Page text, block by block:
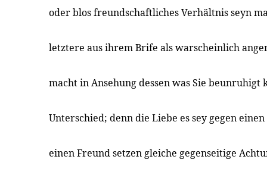
oder blos freundschaftliches Verhältnis seyn
letztere aus ihrem Brife als warscheinlich
macht in Ansehung dessen was Sie beunruhigt
Unterschied; denn die Liebe es sey gegen
einen Freund setzen gleiche gegenseitige